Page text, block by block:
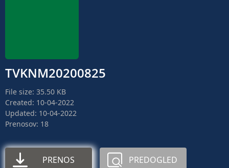
TVKNM20200825
File size: 35.50 KB
Created: 10-04-2022
Updated: 10-04-2022
Prenosov: 18
PRENOS PREDOGLED